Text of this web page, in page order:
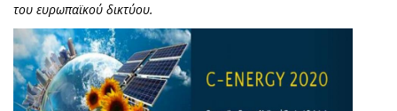
του ευρωπαϊκού δικτύου.